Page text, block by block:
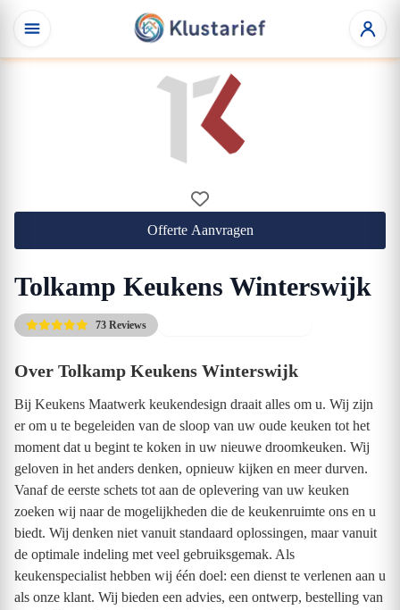
Offerte Aanvragen
Tolkamp Keukens Winterswijk
73 Reviews
Over Tolkamp Keukens Winterswijk
Bij Keukens Maatwerk keukendesign draait alles om u. Wij zijn
er om u te begeleiden van de sloop van uw oude keuken tot het
moment dat u begint te koken in uw nieuwe droomkeuken. Wij
geloven in het anders denken, opnieuw kijken en meer durven.
Vanaf de eerste schets tot aan de oplevering van uw keuken
zoeken wij naar de mogelijkheden die de keukenruimte ons en u
biedt. Wij denken niet vanuit standaard oplossingen, maar vanuit
de optimale indeling met veel gebruiksgemak. Als
keukenspecialist hebben wij één doel: een dienst te verlenen aan u
als onze klant. Wij bieden een advies, een ontwerp, bestelling van